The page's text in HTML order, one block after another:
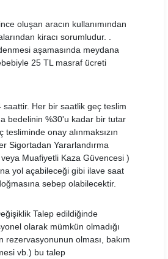
oluşan aracın kullanımından
kiracı sorumludur. .
aşamasında meydana
25 TL masraf ücreti
saattir. Her bir saatlik geç teslim
bedelinin %30'u kadar bir tutar
tesliminde onay alınmaksızın
Sigortadan Yararlandırma
veya Muafiyetli Kaza Güvencesi )
yol açabileceği gibi ilave saat
sebep olabilecektir.
Talep edildiğinde
olarak mümkün olmadığı
rezervasyonunun olması, bakım
vb.) bu talep